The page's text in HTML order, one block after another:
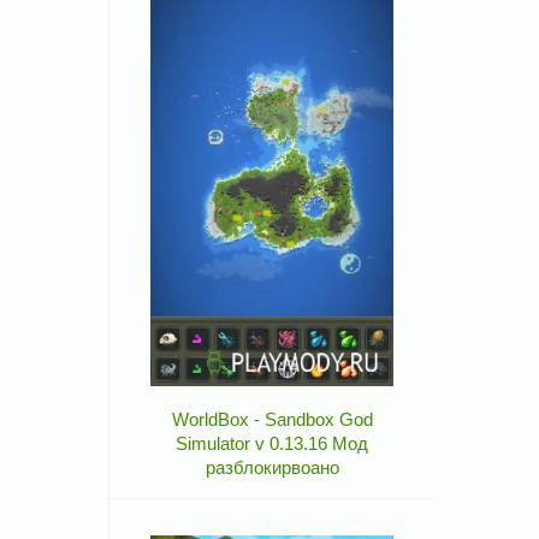
WorldBox - Sandbox God
Simulator v 0.13.16 Мод
разблокирвоано